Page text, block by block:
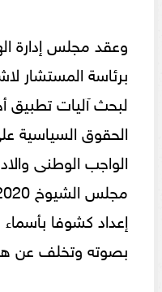
وعقد مجلس إدارة
برئاسة المستشار
لبحث آليات تطبيق
الحقوق السياسية
الواجب الوطنى
إعداد كشوفا
بصوته وتخلف عن